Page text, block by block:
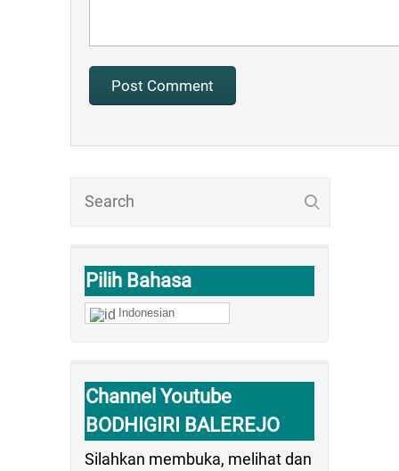
Pilih Bahasa
Indonesian
Channel Youtube
BODHIGIRI BALEREJO
Silahkan membuka, melihat dan